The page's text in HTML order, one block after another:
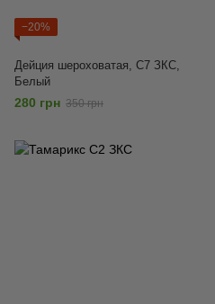
−20%
Дейция шероховатая, С7 ЗКС,
Белый
280 грн 350 грн